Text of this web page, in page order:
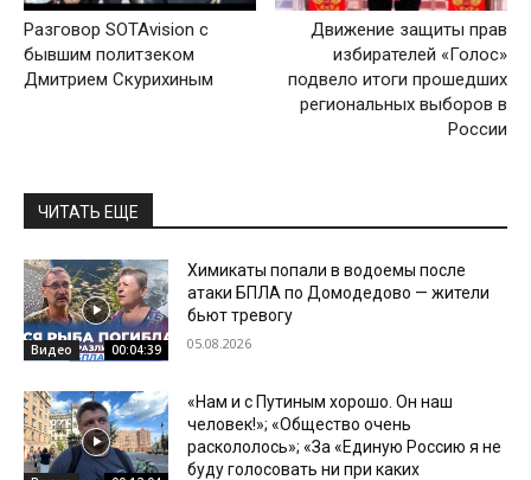
Разговор SOTAvision с
бывшим политзеком
Дмитрием Скурихиным
Движение защиты прав
избирателей «Голос»
подвело итоги прошедших
региональных выборов в
России
ЧИТАТЬ ЕЩЕ
Видео 00:04:39
Химикаты попали в водоемы после
атаки БПЛА по Домодедово — жители
бьют тревогу
05.08.2026
«Нам и с Путиным хорошо. Он наш
человек!»; «Общество очень
раскололось»; «За «Единую Россию я не
буду голосовать ни при каких